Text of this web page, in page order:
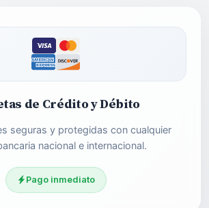
de Crédito y Débito
seguras y protegidas con cualquier
nacional e internacional.
Pago inmediato